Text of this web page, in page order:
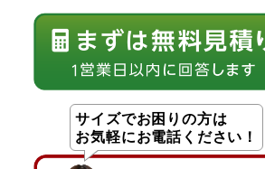
サイズでお困りの方は
お気軽にお電話ください！